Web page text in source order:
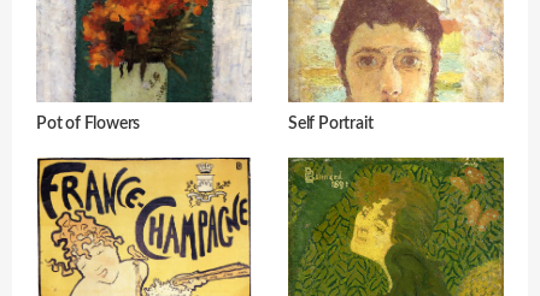
Pot of Flowers Self Portrait